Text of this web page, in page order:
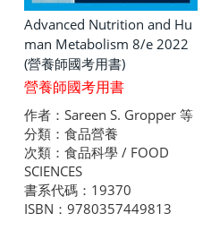
Advanced Nutrition and Hu
man Metabolism 8/e 2022
(營養師國考用書)
營養師國考用書
作者：Sareen S. Gropper 等
分類：食品營養
次類：食品科學 / FOOD
SCIENCES
書系代碼：19370
ISBN：9780357449813